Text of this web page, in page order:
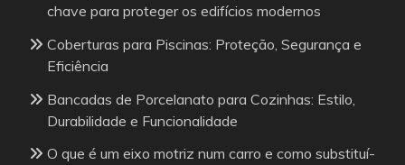
chave para proteger os edifícios modernos
Coberturas para Piscinas: Proteção, Segurança e
Eficiência
Bancadas de Porcelanato para Cozinhas: Estilo,
Durabilidade e Funcionalidade
O que é um eixo motriz num carro e como substituí-